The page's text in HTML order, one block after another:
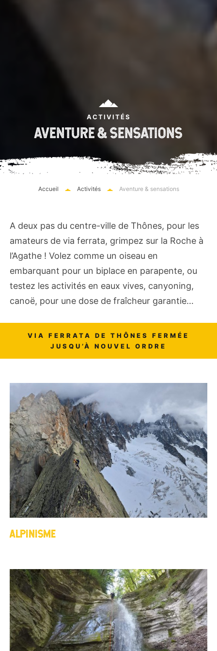
ACTIVITÉS
AVENTURE & SENSATIONS
Accueil Activités Aventure & sensations
A deux pas du centre-ville de Thônes, pour les
amateurs de via ferrata, grimpez sur la Roche à
l’Agathe ! Volez comme un oiseau en
embarquant pour un biplace en parapente, ou
testez les activités en eaux vives, canyoning,
canoë, pour une dose de fraîcheur garantie…
VIA FERRATA DE THÔNES FERMÉE
JUSQU’À NOUVEL ORDRE
ALPINISME